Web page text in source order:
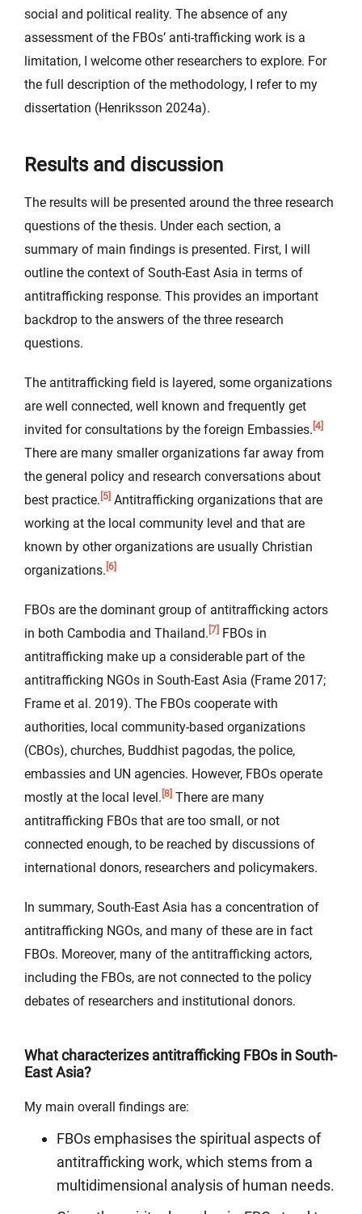
social and political reality. The absence of any
assessment of the FBOs’ anti-trafficking work is a
limitation, I welcome other researchers to explore. For
the full description of the methodology, I refer to my
dissertation (Henriksson 2024a).
Results and discussion
The results will be presented around the three research
questions of the thesis. Under each section, a
summary of main findings is presented. First, I will
outline the context of South-East Asia in terms of
antitrafficking response. This provides an important
backdrop to the answers of the three research
questions.
The antitrafficking field is layered, some organizations
are well connected, well known and frequently get
invited for consultations by the foreign Embassies. [4]
There are many smaller organizations far away from
the general policy and research conversations about
best practice. [5] Antitrafficking organizations that are
working at the local community level and that are
known by other organizations are usually Christian
organizations. [6]
FBOs are the dominant group of antitrafficking actors
in both Cambodia and Thailand. [7] FBOs in
antitrafficking make up a considerable part of the
antitrafficking NGOs in South-East Asia (Frame 2017;
Frame et al. 2019). The FBOs cooperate with
authorities, local community-based organizations
(CBOs), churches, Buddhist pagodas, the police,
embassies and UN agencies. However, FBOs operate
mostly at the local level. [8] There are many
antitrafficking FBOs that are too small, or not
connected enough, to be reached by discussions of
international donors, researchers and policymakers.
In summary, South-East Asia has a concentration of
antitrafficking NGOs, and many of these are in fact
FBOs. Moreover, many of the antitrafficking actors,
including the FBOs, are not connected to the policy
debates of researchers and institutional donors.
What characterizes antitrafficking FBOs in South-
East Asia?
My main overall findings are:
FBOs emphasises the spiritual aspects of
antitrafficking work, which stems from a
multidimensional analysis of human needs.